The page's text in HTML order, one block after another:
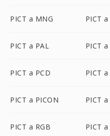
PICT a MNG PICT
PICT a PAL PICT
PICT a PCD PICT
PICT a PICON PICT
PICT a RGB PICT